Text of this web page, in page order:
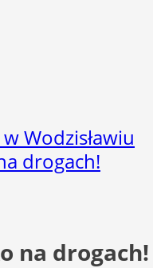
Wodzisławiu
drogach!
na drogach!